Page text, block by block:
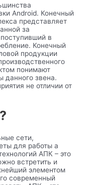
Android. Конечный
представляет
за
в
Конечный
продукции
понимают
звена.
не отличии от
сети,
для работы а
АПК – это
встретить и
элементом
современный